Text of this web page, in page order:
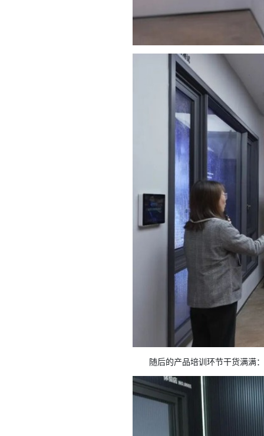
随后的产品培训环节干货满满